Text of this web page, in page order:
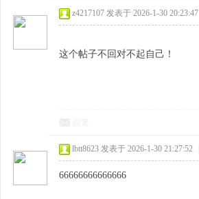
z4217107 发表于 2026-1-30 20:23:47
这个帖子不回对不起自己！
lbtt8623 发表于 2026-1-30 21:27:52
66666666666666